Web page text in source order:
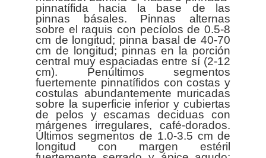
pinnatífida hacia la base de las
pinnas básales. Pinnas alternas
sobre el raquis con pecíolos de 0.5-8
cm de longitud; pinna basal de 40-70
cm de longitud; pinnas en la porción
central muy espaciadas entre sí (2-12
cm). Penúltimos segmentos
fuertemente pinnatífidos con costas y
costulas abundantemente muricadas
sobre la superficie inferior y cubiertas
de pelos y escamas deciduas con
márgenes irregulares, café-dorados.
Últimos segmentos de 1.0-3.5 cm de
longitud con margen estéril